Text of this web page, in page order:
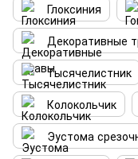
Глоксиния
Декоративные
Тысячелистник
Колокольчик
Эустома